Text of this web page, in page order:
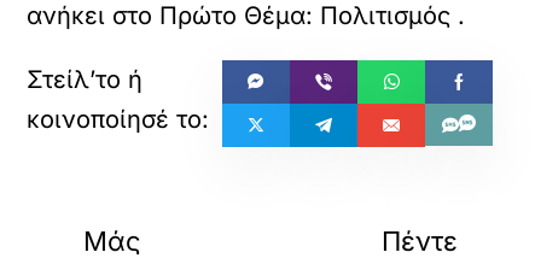
ανήκει στο Πρώτο Θέμα: Πολιτισμός .
Μάς
Πέντε